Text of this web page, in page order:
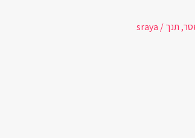
, תנך/
sraya